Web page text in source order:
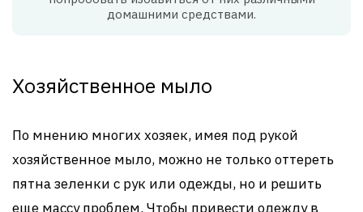
домашними средствами.
Хозяйственное мыло
По мнению многих хозяек, имея под рукой
хозяйственное мыло, можно не только оттереть
пятна зеленки с рук или одежды, но и решить
еще массу проблем. Чтобы привести одежду в